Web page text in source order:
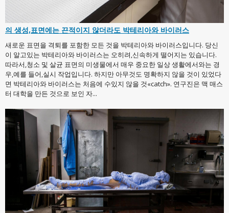
의 생성,표면에는 끈적이지 않더라도 박테리아와 바이러스
새로운 표면을 격퇴를 포함한 모든 것을 박테리아와 바이러스입니다. 당신
이 알고있는 박테리아와 바이러스는 오히려,신속하게 떨어지는 있습니다.
따라서,청소 및 살균 표면의 미생물에서 매우 중요한 일상 생활에서와는 경
우,예를 들어,실시 작업입니다. 하지만 아무것도 명확하지 않을 것이 있었다
면 박테리아와 바이러스는 처음에 수있지 않을 것«catch». 연구진은 맥 매스
터 대학을 만든 것으로 보인 자...